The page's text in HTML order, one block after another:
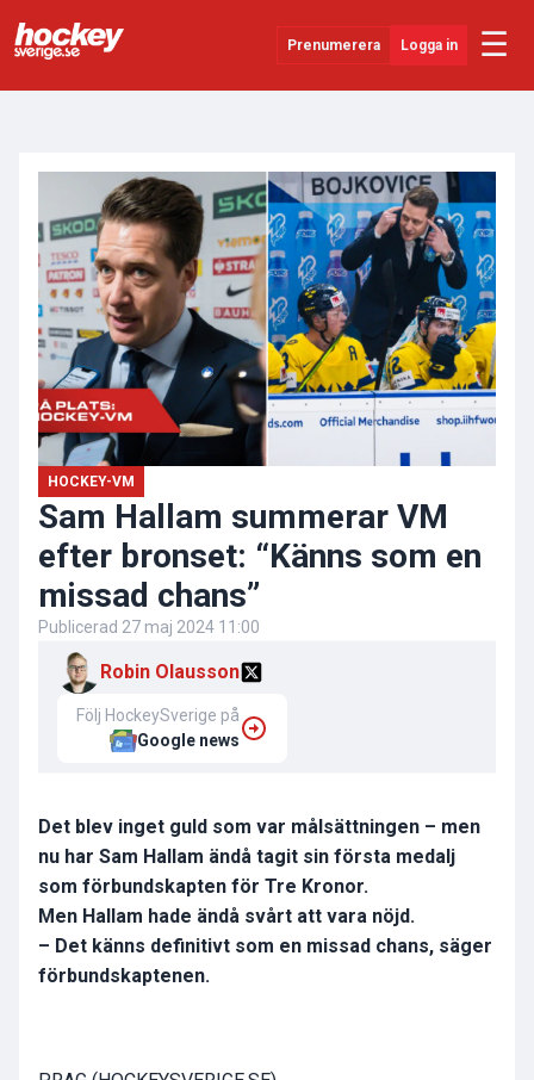
Prenumerera Logga in ☰
Evenemang
Övrigt
HOCKEY-VM
Sam Hallam summerar VM
efter bronset: “Känns som en
missad chans”
Publicerad 27 maj 2024 11:00
Robin Olausson
Följ HockeySverige på
Google news
Det blev inget guld som var målsättningen – men
nu har Sam Hallam ändå tagit sin första medalj
som förbundskapten för Tre Kronor.
Men Hallam hade ändå svårt att vara nöjd.
– Det känns definitivt som en missad chans, säger
förbundskaptenen.